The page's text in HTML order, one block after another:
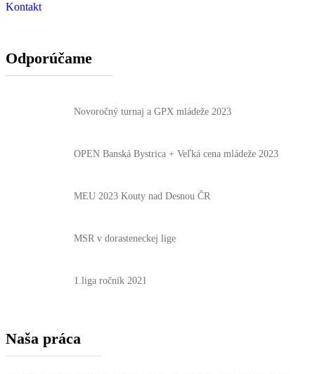
Kontakt
Odporúčame
Novoročný turnaj a GPX mládeže 2023
OPEN Banská Bystrica + Veľká cena mládeže 2023
MEU 2023 Kouty nad Desnou ČR
MSR v dorasteneckej lige
1.liga ročník 2021
Naša práca